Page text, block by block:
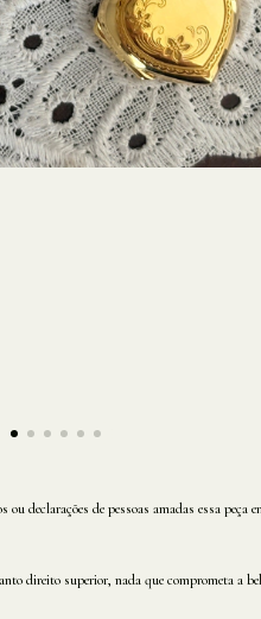
declarações de pessoas amadas essa
direito superior, nada que comprometa a